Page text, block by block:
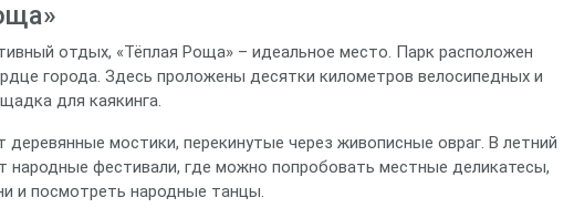
отдых, «Тёплая Роща» – идеальное место. Парк расположен
города. Здесь проложены десятки километров велосипедных и
для каякинга.
мостики, перекинутые через живописные овраг. В летний
народные фестивали, где можно попробовать местные деликатесы,
и посмотреть народные танцы.